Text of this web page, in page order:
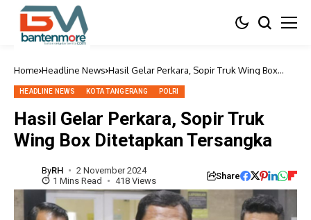
Home Headline News Hasil Gelar Perkara, Sopir Truk Wing Box
HEADLINE NEWS KOTA TANGERANG POLRI
Hasil Gelar Perkara, Sopir Truk
Wing Box Ditetapkan Tersangka
ByRH
2 November 2024
1 Mins Read
418 Views Share